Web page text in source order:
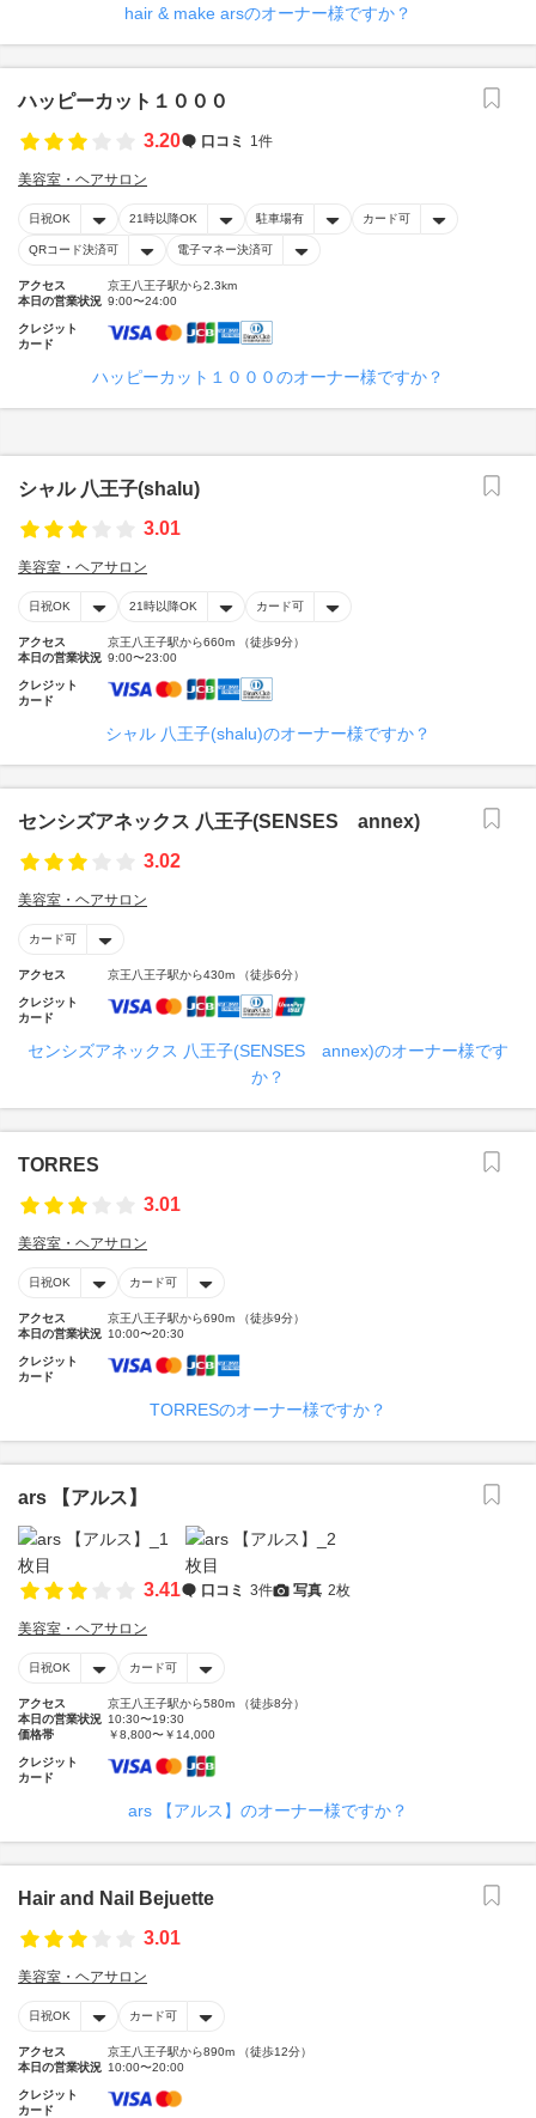
hair & make arsのオーナー様ですか？
ハッピーカット１０００
3.20
口コミ 1件
美容室・ヘアサロン
日祝OK 21時以降OK 駐車場有 カード可
QRコード決済可 電子マネー決済可
アクセス
京王八王子駅から2.3km
本日の営業状況 9:00〜24:00
クレジット
カード
ハッピーカット１０００のオーナー様ですか？
シャル 八王子(shalu)
3.01
美容室・ヘアサロン
日祝OK 21時以降OK カード可
アクセス
京王八王子駅から660m （徒歩9分）
本日の営業状況 9:00〜23:00
クレジット
カード
シャル 八王子(shalu)のオーナー様ですか？
センシズアネックス 八王子(SENSES annex)
3.02
美容室・ヘアサロン
カード可
アクセス 京王八王子駅から430m （徒歩6分）
クレジット
カード
センシズアネックス 八王子(SENSES annex)のオーナー様です
か？
TORRES
3.01
美容室・ヘアサロン
日祝OK カード可
アクセス
京王八王子駅から690m （徒歩9分）
本日の営業状況 10:00〜20:30
クレジット
カード
TORRESのオーナー様ですか？
ars 【アルス】
3.41 口コミ 3件 写真 2枚
美容室・ヘアサロン
日祝OK カード可
アクセス
京王八王子駅から580m （徒歩8分）
本日の営業状況 10:30〜19:30
価格帯
￥8,800〜￥14,000
クレジット
カード
ars 【アルス】のオーナー様ですか？
Hair and Nail Bejuette
3.01
美容室・ヘアサロン
日祝OK カード可
アクセス
京王八王子駅から890m （徒歩12分）
本日の営業状況 10:00〜20:00
クレジット
カード